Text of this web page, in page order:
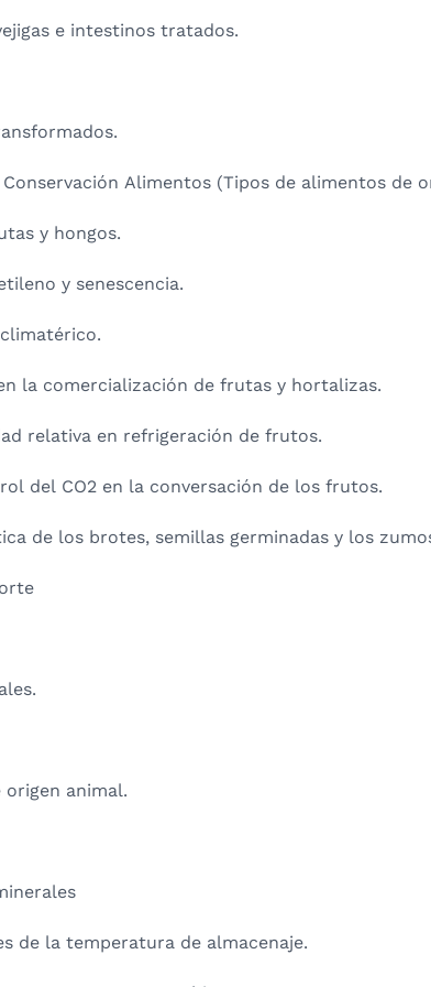
e intestinos tratados.
Alimentos (Tipos de alimentos de
y hongos.
y senescencia.
la comercialización de frutas y hortalizas.
relativa en refrigeración de frutos.
del CO2 en la conversación de los frutos.
de los brotes, semillas germinadas y los
origen animal.
de la temperatura de almacenaje.